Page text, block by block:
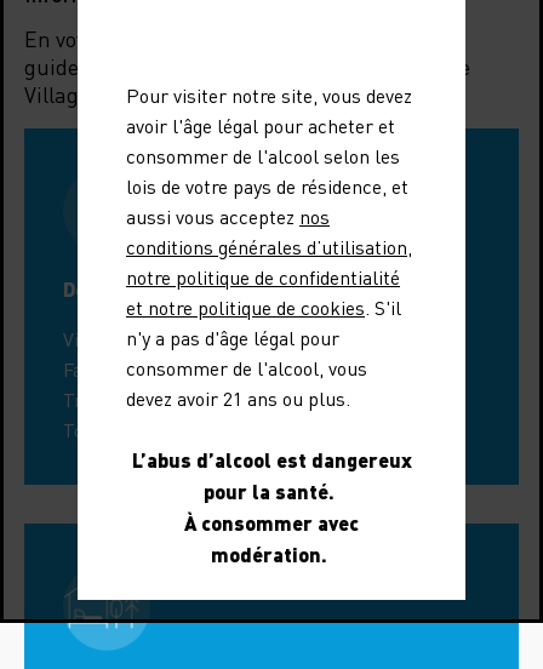
En voyage dans la région ? Laissez-nous vous
guider dans la découverte des Côtes du Rhône
Villages Massif d'Uchaux.
Dégustation autour du Massif d'Uchaux
Visiter un domaine dans le Vaucluse
Faire une visite guidée
Trouver un atelier de dégustation
Tous les événements œnotouristiques
Pour visiter notre site, vous devez
avoir l'âge légal pour acheter et
consommer de l'alcool selon les
lois de votre pays de résidence, et
aussi vous acceptez nos
conditions générales d’utilisation
notre politique de confidentialité
et notre politique de cookies . S'il
n'y a pas d'âge légal pour
consommer de l'alcool, vous
devez avoir 21 ans ou plus.
L’abus d’alcool est dangereux
pour la santé.
À consommer avec
modération.